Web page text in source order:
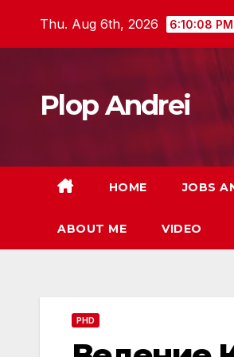
Thu. Aug 6th, 2026 6:10:09 PM
Plop Andrei
HOME JOBS
ABOUT ME VIDEO
PHD